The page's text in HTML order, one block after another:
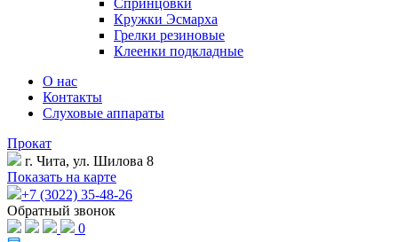
Спринцовки
Кружки Эсмарха
Грелки резиновые
Клеенки подкладные
О нас
Контакты
Слуховые аппараты
Прокат
г. Чита, ул. Шилова 8
Показать на карте
+7 (3022) 35-48-26
Обратный звонок
0